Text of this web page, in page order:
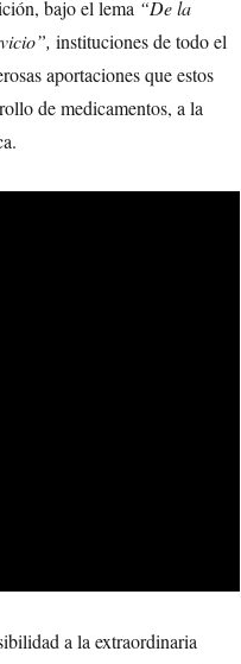
bajo el lema “De la
instituciones de todo el
aportaciones que estos
de medicamentos, a la
a la extraordinaria